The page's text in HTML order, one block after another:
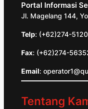
Portal Informasi
Jl. Magelang 144,
Telp: (+62)274-
Fax: (+62)274-
Email:
Tentang